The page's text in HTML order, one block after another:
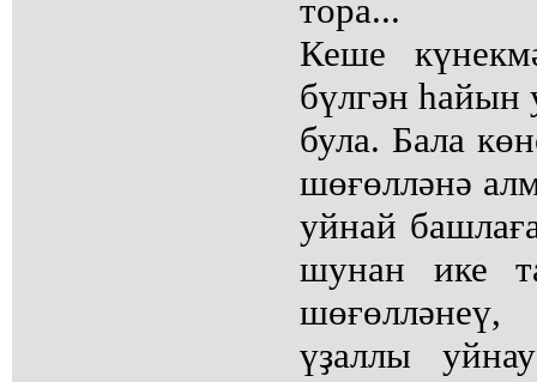
тора...
Кеше
бүлгән
була. Бала
шөғөлләнә
уйнай
шунан ике
үҙаллы